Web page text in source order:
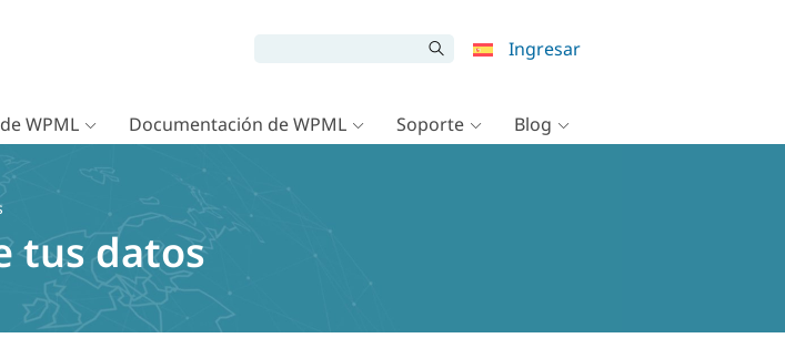
Ingresar
WPML Documentación de WPML Soporte Blog
tus datos